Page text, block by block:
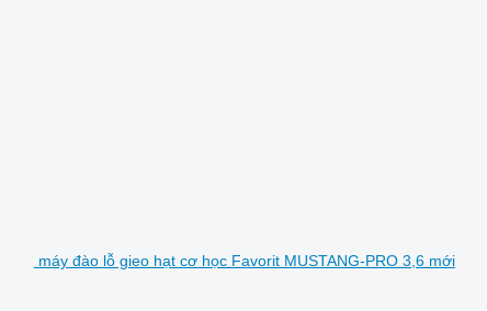
máy đào lỗ gieo hạt cơ học Favorit MUSTANG-PRO 3,6 mới